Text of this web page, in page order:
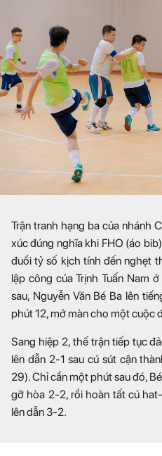
Trận tranh hạng ba của nhánh
xúc đúng nghĩa khi FHO (áo
đuổi tỷ số kịch tính đến nghẹt
lập công của Trịnh Tuấn Nam
sau, Nguyễn Văn Bé Ba lên
phút 12, mở màn cho một cuộc
Sang hiệp 2, thế trận tiếp tục
lên dẫn 2-1 sau cú sút cận
29). Chỉ cần một phút sau đó,
gỡ hòa 2-2, rồi hoàn tất cú
lên dẫn 3-2.